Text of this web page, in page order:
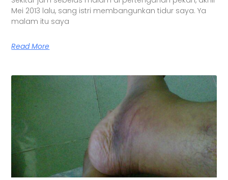
Mei 2013 lalu, sang istri membangunkan tidur saya. Ya
malam itu saya
Read More